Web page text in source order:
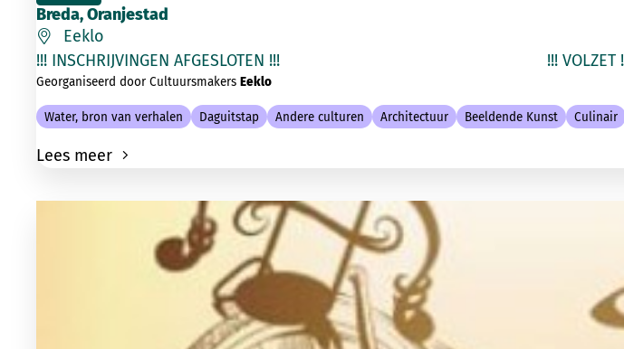
Breda, Oranjestad
Eeklo
!!! INSCHRIJVINGEN AFGESLOTEN !!! !!! VOLZET !!!
Georganiseerd door Cultuursmakers Eeklo
Water, bron van verhalen Daguitstap Andere culturen Architectuur Beeldende Kunst Culinair
Lees meer